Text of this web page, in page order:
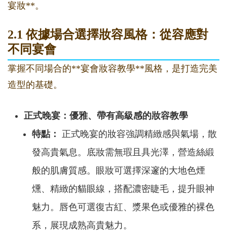
宴妝**。
2.1 依據場合選擇妝容風格：從容應對
不同宴會
掌握不同場合的**宴會妝容教學**風格，是打造完美
造型的基礎。
正式晚宴：優雅、帶有高級感的妝容教學
特點：
正式晚宴的妝容強調精緻感與氣場，散
發高貴氣息。底妝需無瑕且具光澤，營造絲緞
般的肌膚質感。眼妝可選擇深邃的大地色煙
燻、精緻的貓眼線，搭配濃密睫毛，提升眼神
魅力。唇色可選復古紅、漿果色或優雅的裸色
系，展現成熟高貴魅力。